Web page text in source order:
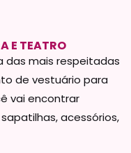
E TEATRO
das mais respeitadas
de vestuário para
vai encontrar
acessórios,